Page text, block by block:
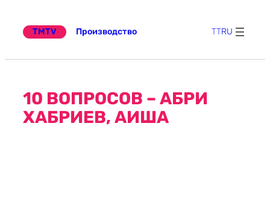
содержимому
TMTV Производство TTRU
10 ВОПРОСОВ – АБРИ
ХАБРИЕВ, АИША